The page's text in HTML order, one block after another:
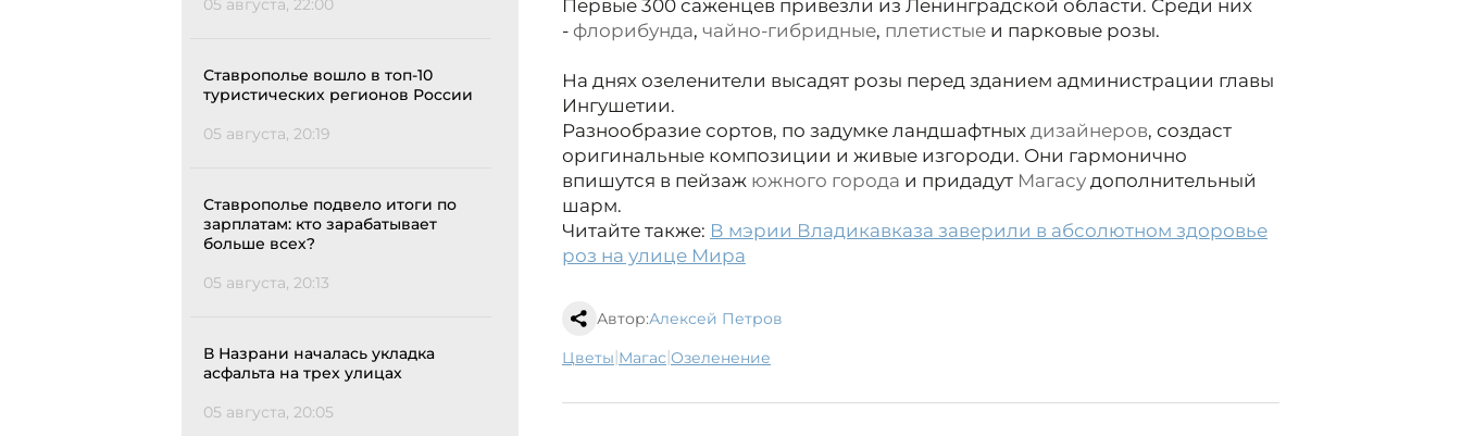
05 августа, 22:00
Ставрополье вошло в топ-10
туристических регионов России
05 августа, 20:19
Ставрополье подвело итоги по
зарплатам: кто зарабатывает
больше всех?
05 августа, 20:13
В Назрани началась укладка
асфальта на трех улицах
05 августа, 20:05
Первые 300 саженцев привезли из Ленинградской области. Среди них
- флорибунда, чайно-гибридные, плетистые и парковые розы.
На днях озеленители высадят розы перед зданием администрации главы
Ингушетии.
Разнообразие сортов, по задумке ландшафтных дизайнеров, создаст
оригинальные композиции и живые изгороди. Они гармонично
впишутся в пейзаж южного города и придадут Магасу дополнительный
шарм.
Читайте также: В мэрии Владикавказа заверили в абсолютном здоровье
роз на улице Мира
Автор:Алексей Петров
цветы| Магас| Озеленение